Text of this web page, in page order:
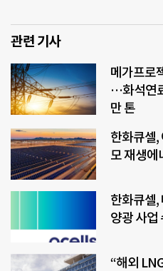
관련 기사
메가프로
…화석연
만 톤
한화큐셀,
모 재생에
한화큐셀
양광 사업
“해외